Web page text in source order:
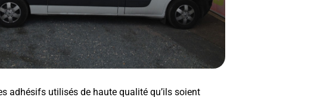
adhésifs utilisés de haute qualité qu’ils soient